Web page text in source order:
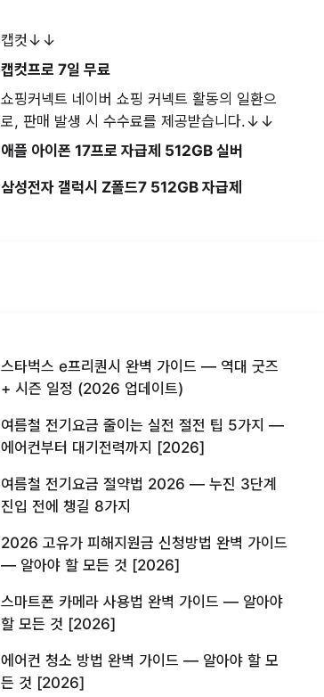
캡컷↓↓
캡컷프로 7일 무료
쇼핑커넥트 네이버 쇼핑 커넥트 활동의 일환으
로, 판매 발생 시 수수료를 제공받습니다.↓↓
애플 아이폰 17프로 자급제 512GB 실버
삼성전자 갤럭시 Z폴드7 512GB 자급제
스타벅스 e프리퀀시 완벽 가이드 — 역대 굿즈
+ 시즌 일정 (2026 업데이트)
여름철 전기요금 줄이는 실전 절전 팁 5가지 —
에어컨부터 대기전력까지 [2026]
여름철 전기요금 절약법 2026 — 누진 3단계
진입 전에 챙길 8가지
2026 고유가 피해지원금 신청방법 완벽 가이드
— 알아야 할 모든 것 [2026]
스마트폰 카메라 사용법 완벽 가이드 — 알아야
할 모든 것 [2026]
에어컨 청소 방법 완벽 가이드 — 알아야 할 모
든 것 [2026]